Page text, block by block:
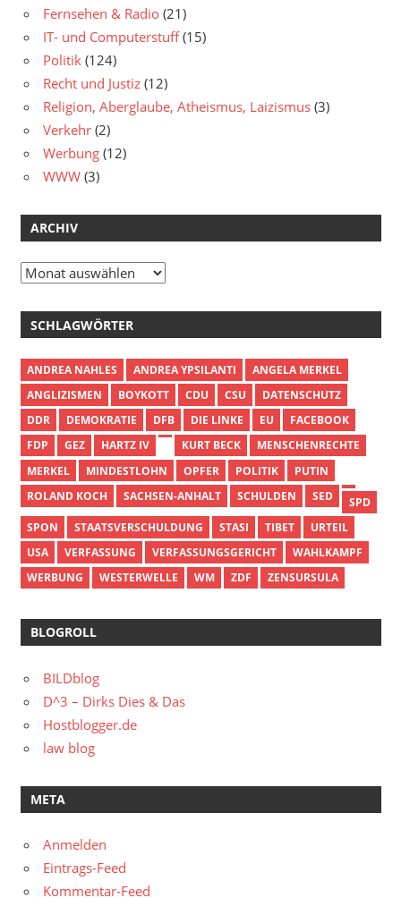
Fernsehen & Radio (21)
IT- und Computerstuff(15)
Politik (124)
Recht und Justiz (12)
Religion, Aberglaube, Atheismus, Laizismus (3)
Verkehr (2)
Werbung (12)
WWW (3)
ARCHIV
Archiv
SCHLAGWÖRTER
ANDREA NAHLES ANDREA YPSILANTI
ANGELA MERKEL
ANGLIZISMEN
BOYKOTT CDU CSU
DATENSCHUTZ
DDR
DEMOKRATIE DFB DIE LINKE EU
FACEBOOK
FDP
GEZ HARTZ IV KURT BECK
MENSCHENRECHTE
MERKEL
MINDESTLOHN OPFER POLITIK
PUTIN
ROLAND KOCH
SACHSEN-ANHALT SCHULDEN SED
SPD
SPON
STAATSVERSCHULDUNG STASI TIBET
URTEIL
USA
VERFASSUNG VERFASSUNGSGERICHT
WAHLKAMPF
WERBUNG
WESTERWELLE WM ZDF ZENSURSULA
BLOGROLL
BILDblog
D^3 – Dirks Dies & Das
Hostblogger.de
law blog
META
Anmelden
Eintrags-Feed
Kommentar-Feed